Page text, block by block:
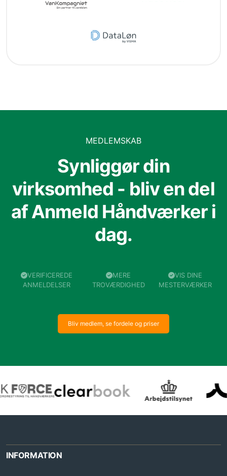
MEDLEMSKAB
Synliggør din
virksomhed - bliv en del
af Anmeld Håndværker i
dag.
VERIFICEREDE
ANMELDELSER
MERE
TROVÆRDIGHED
VIS DINE
MESTERVÆRKER
Bliv medlem, se fordele og priser
INFORMATION